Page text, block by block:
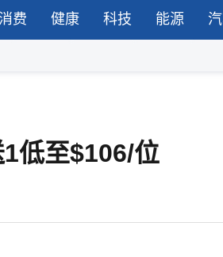
消费 健康 科技 能源
低至$106/位